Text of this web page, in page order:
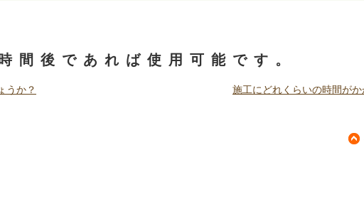
間後であれば使用可能です。
うか？ 施工にどれくらいの時間がか